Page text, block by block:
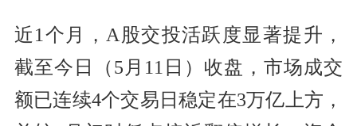
近1个月，A股交投活跃度显著提升，
截至今日（5月11日）收盘，市场成交
额已连续4个交易日稳定在3万亿上方，